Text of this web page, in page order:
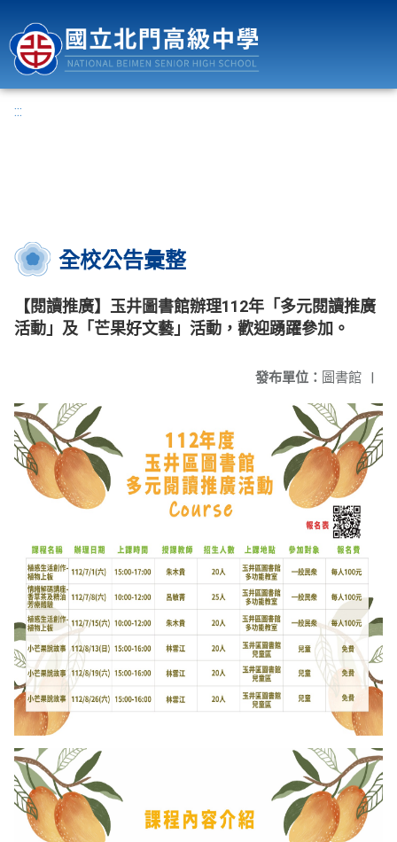
:::
全校公告彙整
【閱讀推廣】玉井圖書館辦理112年「多元閱讀推廣
活動」及「芒果好文藝」活動，歡迎踴躍參加。
發布單位： 圖書館 |